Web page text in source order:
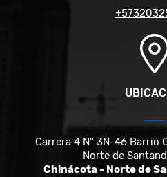
Carrera 4 N° 3N-46 Barrio
Norte de
Chinácota - Norte de